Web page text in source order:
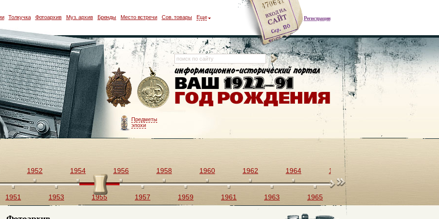
Регистрация
Толкучка Фотоархив Муз. архив Бренды Место встречи Сов. товары Еще
Предметы
эпохи
1951
1952
1953
1954
1955
1956
1957
1958
1959
1960
1961
1962
1963
1964
1965
1966